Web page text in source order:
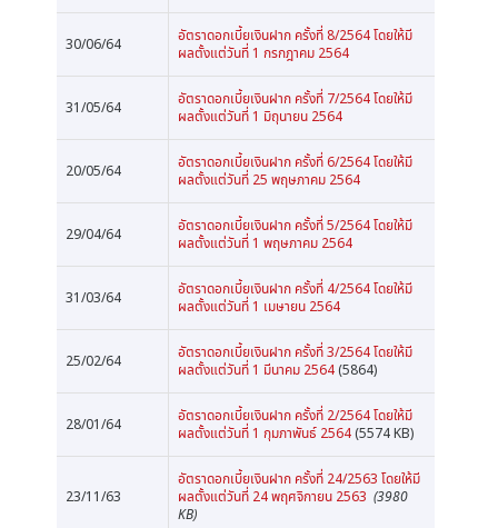
30/06/64
อัตราดอกเบี้ยเงินฝาก ครั้งที่ 8/2564 โดยให้มี
ผลตั้งแต่วันที่ 1 กรกฎาคม 2564
31/05/64
อัตราดอกเบี้ยเงินฝาก ครั้งที่ 7/2564 โดยให้มี
ผลตั้งแต่วันที่ 1 มิถุนายน 2564
20/05/64
อัตราดอกเบี้ยเงินฝาก ครั้งที่ 6/2564 โดยให้มี
ผลตั้งแต่วันที่ 25 พฤษภาคม 2564
29/04/64
อัตราดอกเบี้ยเงินฝาก ครั้งที่ 5/2564 โดยให้มี
ผลตั้งแต่วันที่ 1 พฤษภาคม 2564
31/03/64
อัตราดอกเบี้ยเงินฝาก ครั้งที่ 4/2564 โดยให้มี
ผลตั้งแต่วันที่ 1 เมษายน 2564
25/02/64
อัตราดอกเบี้ยเงินฝาก ครั้งที่ 3/2564 โดยให้มี
ผลตั้งแต่วันที่ 1 มีนาคม 2564(5864)
28/01/64
อัตราดอกเบี้ยเงินฝาก ครั้งที่ 2/2564 โดยให้มี
ผลตั้งแต่วันที่ 1 กุมภาพันธ์ 2564(5574 KB)
23/11/63
อัตราดอกเบี้ยเงินฝาก ครั้งที่ 24/2563 โดยให้มี
ผลตั้งแต่วันที่ 24 พฤศจิกายน 2563 (3980
KB)